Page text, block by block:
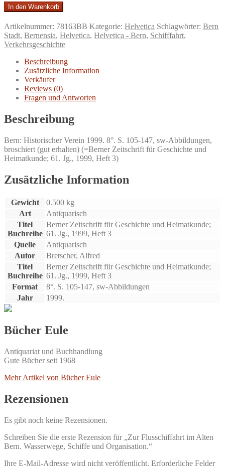
Zur
Flusschiffahrt
im
Alten
Bern.
Wasserwege,
Schiffe
Organisation.
Menge
In den Warenkorb
Artikelnummer: 78163BB Kategorie: Helvetica Schlagwörter: Bern
Stadt, Bernensia, Helvetica, Helvetica - Bern, Schifffahrt,
Verkehrsgeschichte
Beschreibung
Zusätzliche Information
Verkäufer
Reviews (0)
Fragen und Antworten
Beschreibung
Bern: Historischer Verein 1999. 8°. S. 105-147, sw-Abbildungen,
broschiert (gut erhalten) (=Berner Zeitschrift für Geschichte und
Heimatkunde; 61. Jg., 1999, Heft 3)
Zusätzliche Information
Gewicht
0.500 kg
Art
Antiquarisch
Titel
Buchreihe
Berner Zeitschrift für Geschichte und Heimatkunde;
61. Jg., 1999, Heft 3
Quelle
Antiquarisch
Autor
Bretscher, Alfred
Titel
Buchreihe
Berner Zeitschrift für Geschichte und Heimatkunde;
61. Jg., 1999, Heft 3
Format
8°. S. 105-147, sw-Abbildungen
Jahr
1999.
Bücher Eule
Antiquariat und Buchhandlung
Gute Bücher seit 1968
Mehr Artikel von Bücher Eule
Rezensionen
Es gibt noch keine Rezensionen.
Schreiben Sie die erste Rezension für „Zur Flusschiffahrt im Alten
Bern. Wasserwege, Schiffe und Organisation.“
Ihre E-Mail-Adresse wird nicht veröffentlicht. Erforderliche Felder